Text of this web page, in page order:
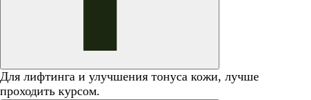
Для лифтинга и улучшения тонуса кожи, лучше
проходить курсом.